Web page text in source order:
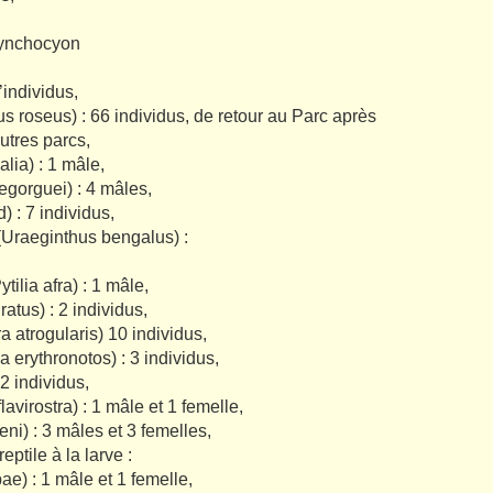
roseus) : 66 individus, de retour au Parc après
parcs,
: 1 mâle,
: 4 mâles,
: 7 individus,
bengalus) :
afra) : 1 mâle,
: 2 individus,
atrogularis) 10 individus,
erythronotos) : 3 individus,
individus,
: 1 mâle et 1 femelle,
: 3 mâles et 3 femelles,
à la larve :
: 1 mâle et 1 femelle,